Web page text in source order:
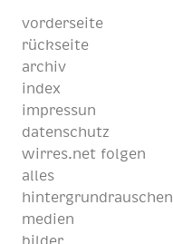
vorderseite
rückseite
archiv
index
impressun
datenschutz
wirres.net folgen
alles
hintergrundrauschen
medien